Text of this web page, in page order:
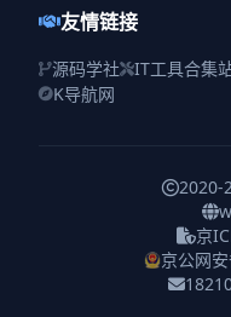
友情链接
源码学社 IT工具合集
K导航网
2020-
京
京公网